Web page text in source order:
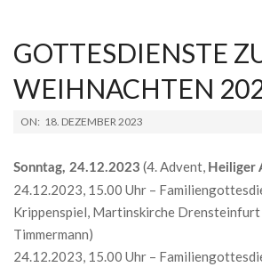
GOTTESDIENSTE
WEIHNACHTEN
2023-
18
ON: 18. DEZEMBER 2023
Sonntag, 24.12.2023 (4. Advent, Heiliger
24.12.2023, 15.00 Uhr –
Krippenspiel, Martinskirche Drensteinfurt
Timmermann)
24.12.2023, 15.00 Uhr –